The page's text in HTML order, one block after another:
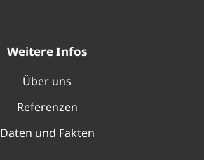
Weitere Infos
Über uns
Referenzen
Daten und Fakten